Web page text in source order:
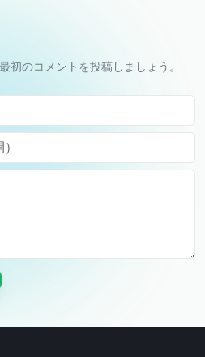
初のコメントを投稿しましょう。